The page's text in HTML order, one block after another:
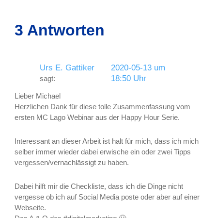
3 Antworten
Urs E. Gattiker
sagt:
2020-05-13 um
18:50 Uhr
Lieber Michael
Herzlichen Dank für diese tolle Zusammenfassung vom
ersten MC Lago Webinar aus der Happy Hour Serie.
Interessant an dieser Arbeit ist halt für mich, dass ich mich
selber immer wieder dabei erwische ein oder zwei Tipps
vergessen/vernachlässigt zu haben.
Dabei hilft mir die Checkliste, dass ich die Dinge nicht
vergesse ob ich auf Social Media poste oder aber auf einer
Webseite.